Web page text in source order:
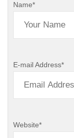
Name*
E-mail Address*
Website*